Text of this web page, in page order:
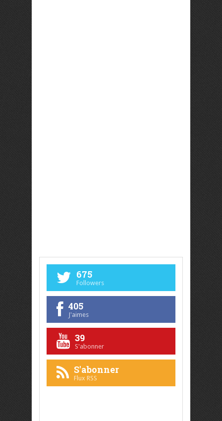
675
Followers
405
J'aimes
39
S'abonner
S'abonner
Flux RSS